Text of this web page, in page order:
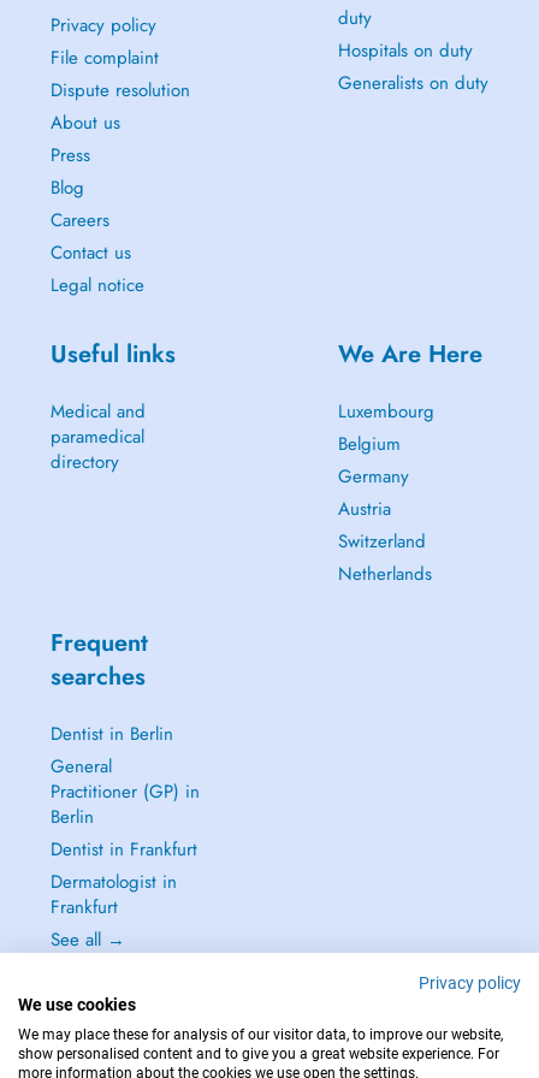
Privacy policy
File complaint
Dispute resolution
About us
Press
Blog
Careers
Contact us
Legal notice
duty
Hospitals on duty
Generalists on duty
Useful links
Medical and
paramedical
directory
We Are Here
Luxembourg
Belgium
Germany
Austria
Switzerland
Netherlands
Frequent
searches
Dentist in Berlin
General
Practitioner (GP) in
Berlin
Dentist in Frankfurt
Dermatologist in
Frankfurt
See all →
IN CASE OF EMERGENCIES, PLEASE CONTACT : 112
Privacy policy
We use cookies
We may place these for analysis of our visitor data, to improve our website,
show personalised content and to give you a great website experience. For
more information about the cookies we use open the settings.